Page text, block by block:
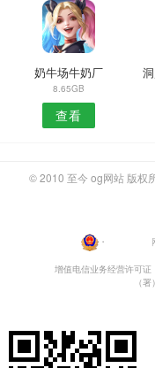
奶牛场牛奶厂
8.65GB
查看
© 2010 至今 og网站 版权
・
增值电信业务经营许可证
（